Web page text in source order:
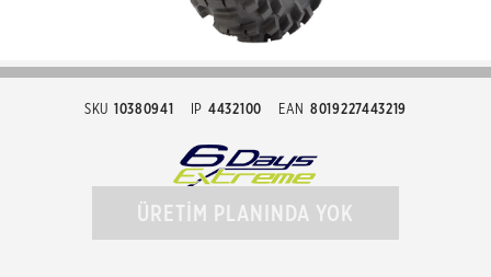
SKU 10380941 IP 4432100 EAN 8019227443219
ÜRETİM PLANINDA YOK